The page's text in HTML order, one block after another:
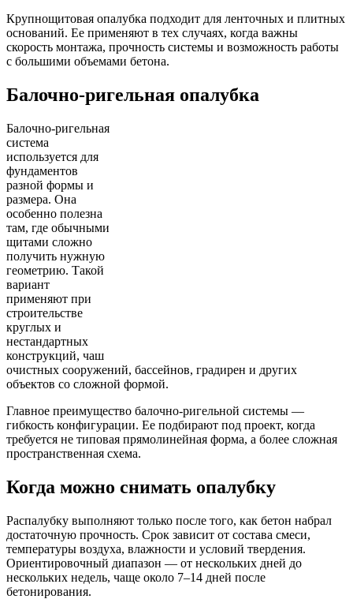
Крупнощитовая опалубка подходит для ленточных и плитных
оснований. Ее применяют в тех случаях, когда важны
скорость монтажа, прочность системы и возможность работы
с большими объемами бетона.
Балочно-ригельная опалубка
Балочно-ригельная
система
используется для
фундаментов
разной формы и
размера. Она
особенно полезна
там, где обычными
щитами сложно
получить нужную
геометрию. Такой
вариант
применяют при
строительстве
круглых и
нестандартных
конструкций, чаш
очистных сооружений, бассейнов, градирен и других
объектов со сложной формой.
Главное преимущество балочно-ригельной системы —
гибкость конфигурации. Ее подбирают под проект, когда
требуется не типовая прямолинейная форма, а более сложная
пространственная схема.
Когда можно снимать опалубку
Распалубку выполняют только после того, как бетон набрал
достаточную прочность. Срок зависит от состава смеси,
температуры воздуха, влажности и условий твердения.
Ориентировочный диапазон — от нескольких дней до
нескольких недель, чаще около 7–14 дней после
бетонирования.